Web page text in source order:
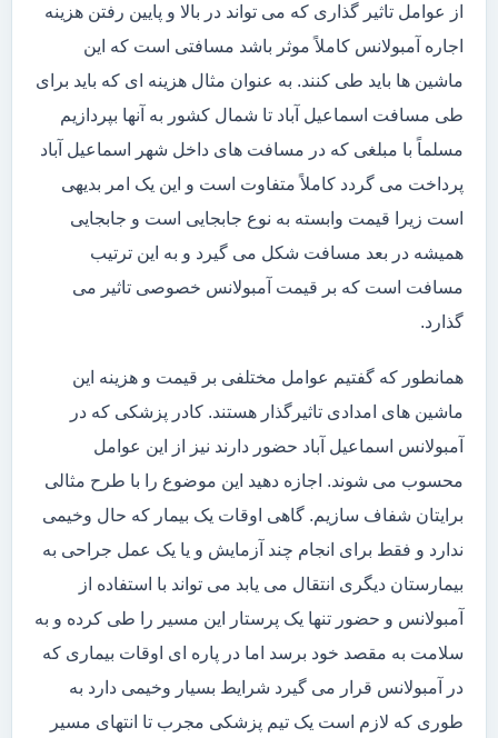
از عوامل تاثیر گذاری که می تواند در بالا و پایین رفتن هزینه
اجاره آمبولانس کاملاً موثر باشد مسافتی است که این
ماشین ها باید طی کنند. به عنوان مثال هزینه ای که باید برای
طی مسافت اسماعیل آباد تا شمال کشور به آنها بپردازیم
مسلماً با مبلغی که در مسافت های داخل شهر اسماعیل آباد
پرداخت می گردد کاملاً متفاوت است و این یک امر بدیهی
است زیرا قیمت وابسته به نوع جابجایی است و جابجایی
همیشه در بعد مسافت شکل می گیرد و به این ترتیب
مسافت است که بر قیمت آمبولانس خصوصی تاثیر می
گذارد.
همانطور که گفتیم عوامل مختلفی بر قیمت و هزینه این
ماشین های امدادی تاثیرگذار هستند. کادر پزشکی که در
آمبولانس اسماعیل آباد حضور دارند نیز از این عوامل
محسوب می شوند. اجازه دهید این موضوع را با طرح مثالی
برایتان شفاف سازیم. گاهی اوقات یک بیمار که حال وخیمی
ندارد و فقط برای انجام چند آزمایش و یا یک عمل جراحی به
بیمارستان دیگری انتقال می یابد می تواند با استفاده از
آمبولانس و حضور تنها یک پرستار این مسیر را طی کرده و به
سلامت به مقصد خود برسد اما در پاره ای اوقات بیماری که
در آمبولانس قرار می گیرد شرایط بسیار وخیمی دارد به
طوری که لازم است یک تیم پزشکی مجرب تا انتهای مسیر